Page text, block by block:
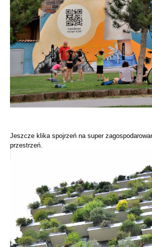
Jeszcze klika spojrzeń na super
przestrzeń.